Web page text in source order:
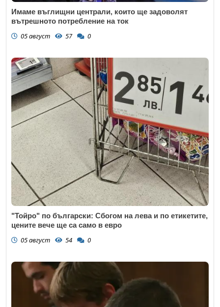
Имаме въглищни централи, които ще задоволят
вътрешното потребление на ток
05 август 57 0
"Тойро" по български: Сбогом на лева и по етикетите,
цените вече ще са само в евро
05 август 54 0